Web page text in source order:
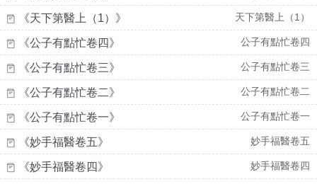
天下第醫上（1）
《天下第醫上（1）》
公子有點忙卷四
《公子有點忙卷四》
公子有點忙卷三
《公子有點忙卷三》
公子有點忙卷二
《公子有點忙卷二》
公子有點忙卷一
《公子有點忙卷一》
妙手福醫卷五
《妙手福醫卷五》
妙手福醫卷四
《妙手福醫卷四》